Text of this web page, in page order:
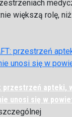
większą rolę,
przestrzeń apteki,
unosi się w